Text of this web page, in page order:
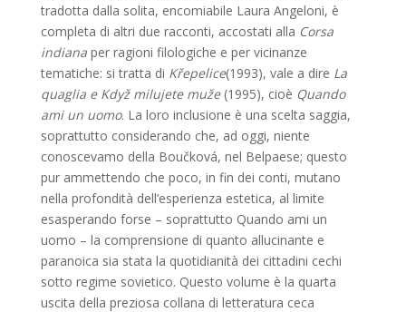
tradotta dalla solita, encomiabile Laura Angeloni, è
completa di altri due racconti, accostati alla Corsa
indianaper ragioni filologiche e per vicinanze
tematiche: si tratta di Křepelice(1993), vale a dire La
quaglia e Když milujete muže (1995), cioè Quando
ami un uomo. La loro inclusione è una scelta saggia,
soprattutto considerando che, ad oggi, niente
conoscevamo della Boučková, nel Belpaese; questo
pur ammettendo che poco, in fin dei conti, mutano
nella profondità dell’esperienza estetica, al limite
esasperando forse – soprattutto Quando ami un
uomo – la comprensione di quanto allucinante e
paranoica sia stata la quotidianità dei cittadini cechi
sotto regime sovietico. Questo volume è la quarta
uscita della preziosa collana di letteratura ceca